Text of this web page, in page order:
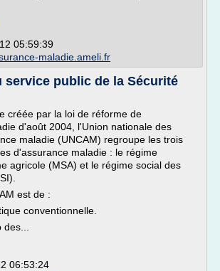
05:59:39
maladie.ameli.fr
service public de la Sécurité
créée par la loi de réforme de
d'août 2004, l'Union nationale des
maladie (UNCAM) regroupe les trois
d'assurance maladie : le régime
agricole (MSA) et le régime social des
est de :
conventionnelle.
06:53:24